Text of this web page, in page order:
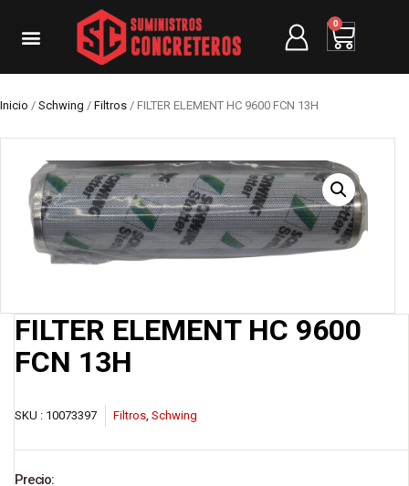
0
Inicio / Schwing / Filtros / FILTER ELEMENT HC 9600 FCN 13H
FILTER ELEMENT HC 9600
FCN 13H
SKU : 10073397 Filtros Schwing
Precio: